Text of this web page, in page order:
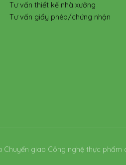
Tư vấn thiết kế nhà xưởng
Tư vấn giấy phép/chứng nhận
giao Công nghệ thực phẩm